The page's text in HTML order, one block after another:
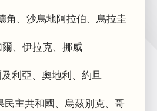
角、沙烏地阿拉伯、烏拉圭
、伊拉克、挪威
利亞、奧地利、約旦
民主共和國、烏茲別克、哥